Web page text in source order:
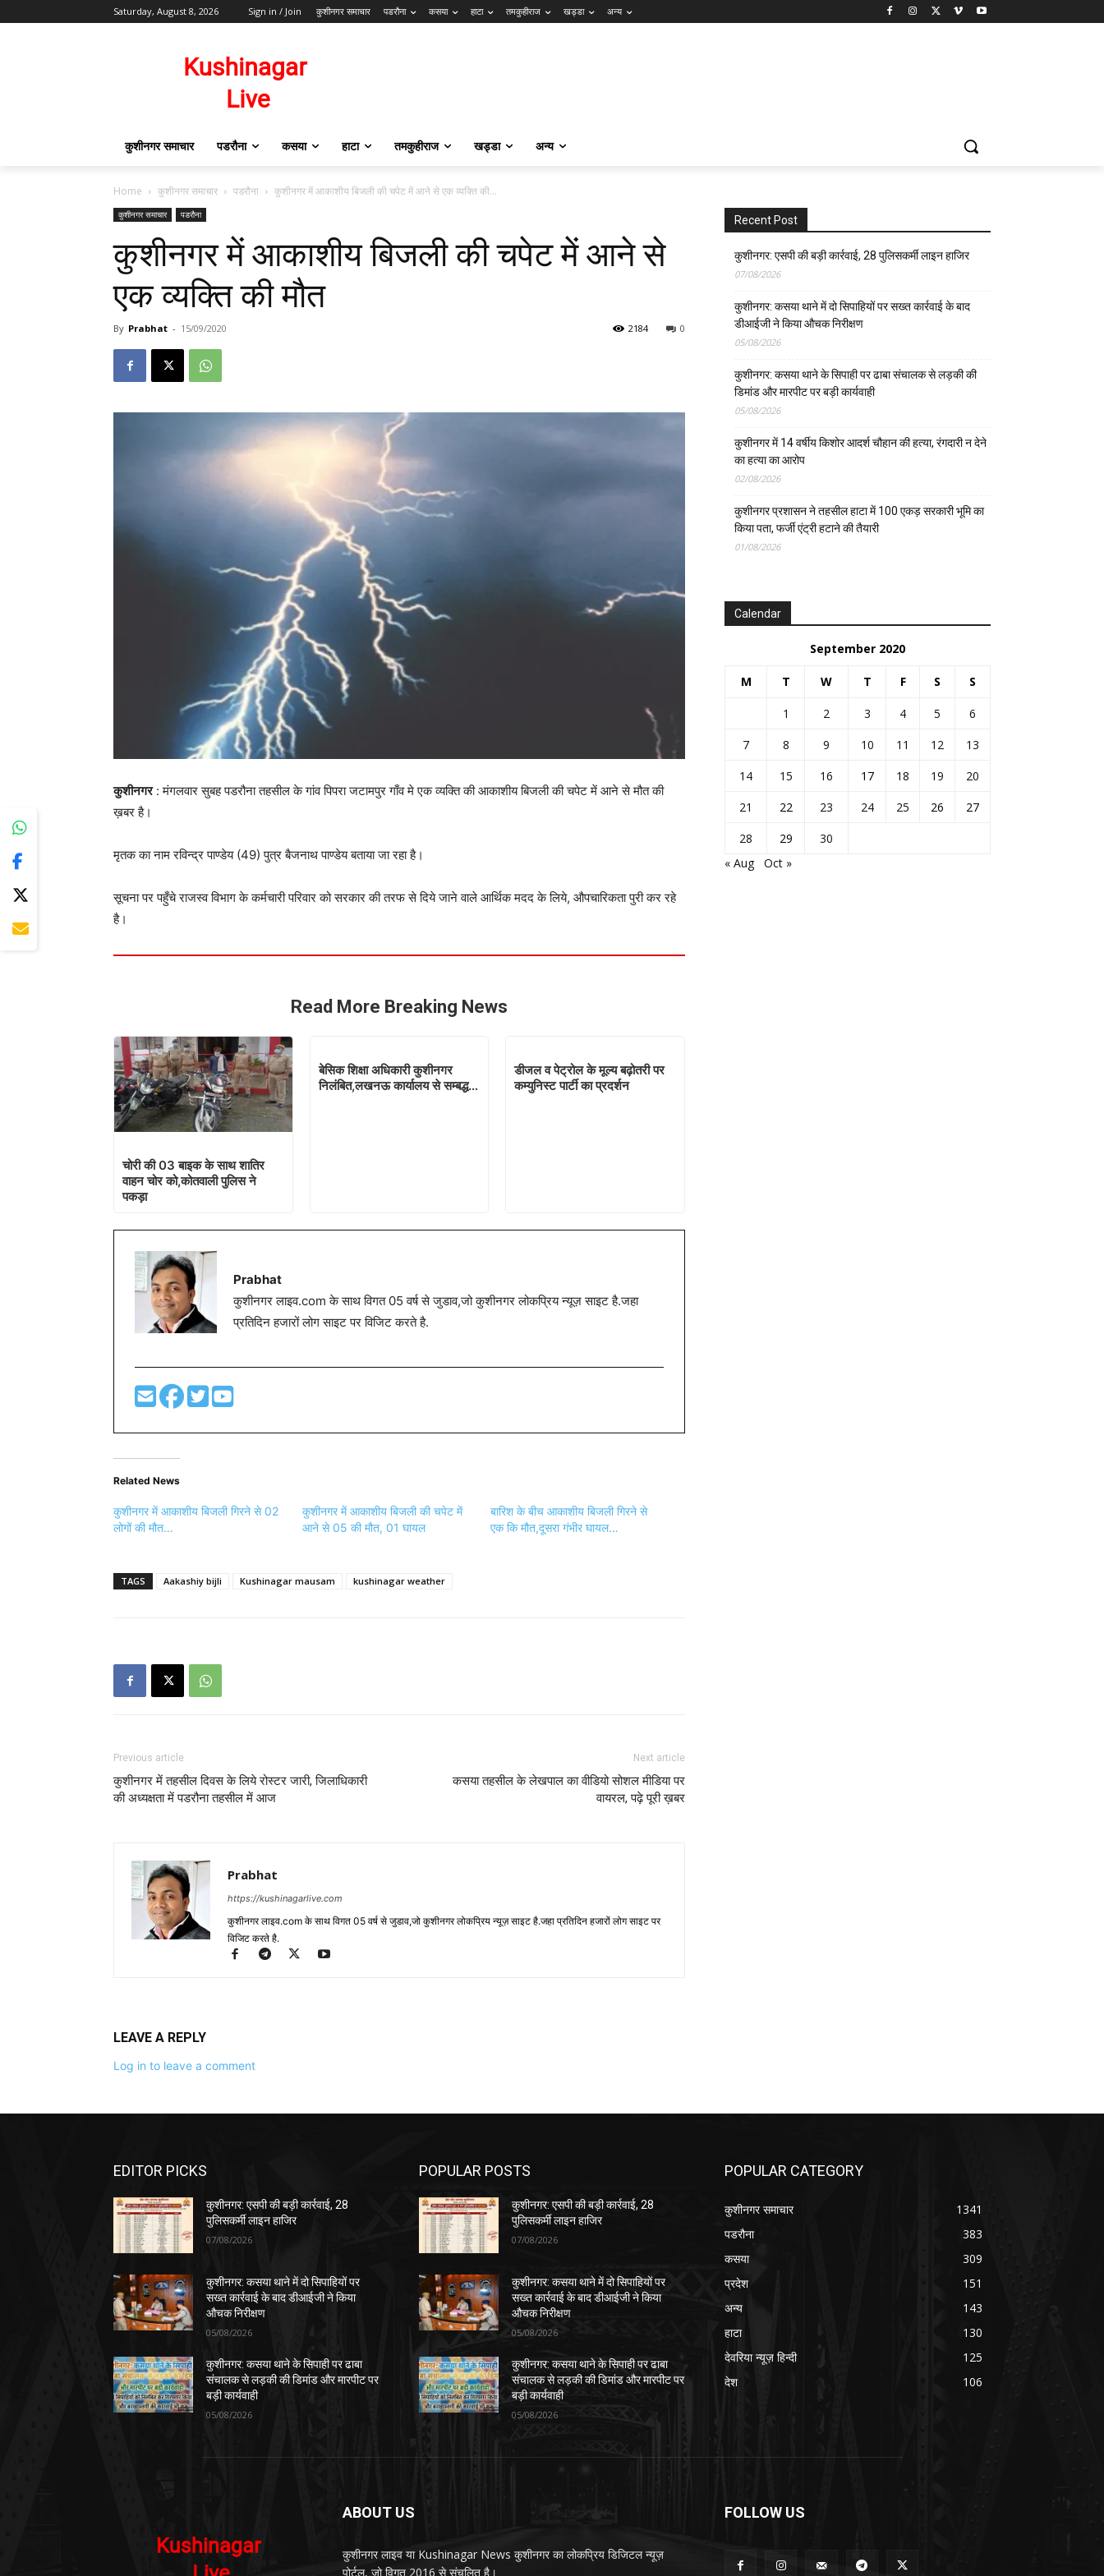
Saturday, August 8, 2026 Sign in / Join कुशीनगर समाचार पडरौना कसया हाटा तमकुहीराज खड्डा अन्य
कुशीनगर समाचार पडरौना कसया हाटा तमकुहीराज खड्डा अन्य
Home कुशीनगर समाचार पडरौना कुशीनगर में आकाशीय बिजली की चपेट में आने से एक व्यक्ति की...
कुशीनगर समाचार पडरौना
कुशीनगर में आकाशीय बिजली की चपेट में आने से
एक व्यक्ति की मौत
By Prabhat - 15/09/2020 0
2184
कुशीनगर: मंगलवार सुबह पडरौना तहसील के गांव पिपरा जटामपुर गाँव मे एक व्यक्ति की आकाशीय बिजली की चपेट में आने से मौत की
ख़बर है।
मृतक का नाम रविन्द्र पाण्डेय (49) पुत्र बैजनाथ पाण्डेय बताया जा रहा है।
सूचना पर पहुँचे राजस्व विभाग के कर्मचारी परिवार को सरकार की तरफ से दिये जाने वाले आर्थिक मदद के लिये, औपचारिकता पुरी कर रहे
है।
Read More Breaking News
चोरी की 03 बाइक के साथ शातिर
वाहन चोर को,कोतवाली पुलिस ने
पकड़ा
बेसिक शिक्षा अधिकारी कुशीनगर
निलंबित,लखनऊ कार्यालय से सम्बद्ध…
डीजल व पेट्रोल के मूल्य बढ़ोतरी पर
कम्युनिस्ट पार्टी का प्रदर्शन
Prabhat
कुशीनगर लाइव.com के साथ विगत 05 वर्ष से जुडाव,जो कुशीनगर लोकप्रिय न्यूज़ साइट है.जहा
प्रतिदिन हजारों लोग साइट पर विजिट करते है.
Related News
कुशीनगर में आकाशीय बिजली गिरने से 02
लोगों की मौत…
कुशीनगर में आकाशीय बिजली की चपेट में
आने से 05 की मौत, 01 घायल
बारिश के बीच आकाशीय बिजली गिरने से
एक कि मौत,दूसरा गंभीर घायल…
TAGS Aakashiy bijli Kushinagar mausam kushinagar weather
Previous article
कुशीनगर में तहसील दिवस के लिये रोस्टर जारी, जिलाधिकारी
की अध्यक्षता में पडरौना तहसील में आज
Next article
कसया तहसील के लेखपाल का वीडियो सोशल मीडिया पर
वायरल, पढ़े पूरी ख़बर
Prabhat
https://kushinagarlive.com
कुशीनगर लाइव.com के साथ विगत 05 वर्ष से जुडाव,जो कुशीनगर लोकप्रिय न्यूज़ साइट है.जहा प्रतिदिन हजारों लोग साइट पर
विजिट करते है.
LEAVE A REPLY
Log in to leave a comment
Recent Post
कुशीनगर: एसपी की बड़ी कार्रवाई, 28 पुलिसकर्मी लाइन हाजिर
07/08/2026
कुशीनगर: कसया थाने में दो सिपाहियों पर सख्त कार्रवाई के बाद
डीआईजी ने किया औचक निरीक्षण
05/08/2026
कुशीनगर: कसया थाने के सिपाही पर ढाबा संचालक से लड़की की
डिमांड और मारपीट पर बड़ी कार्यवाही
05/08/2026
कुशीनगर में 14 वर्षीय किशोर आदर्श चौहान की हत्या, रंगदारी न देने
का हत्या का आरोप
02/08/2026
कुशीनगर प्रशासन ने तहसील हाटा में 100 एकड़ सरकारी भूमि का
किया पता, फर्जी एंट्री हटाने की तैयारी
01/08/2026
Calendar
September 2020
M T W T F S S
1 2 3 4 5
6
7
8 9 10 11 12
13
14
15 16 17 18 19
20
21
22 23 24 25 26
27
28
29
30
« Aug
Oct »
EDITOR PICKS
कुशीनगर: एसपी की बड़ी कार्रवाई, 28
पुलिसकर्मी लाइन हाजिर
07/08/2026
कुशीनगर: कसया थाने में दो सिपाहियों पर
सख्त कार्रवाई के बाद डीआईजी ने किया
औचक निरीक्षण
05/08/2026
कुशीनगर: कसया थाने के सिपाही पर ढाबा
संचालक से लड़की की डिमांड और मारपीट पर
बड़ी कार्यवाही
05/08/2026
POPULAR POSTS
कुशीनगर: एसपी की बड़ी कार्रवाई, 28
पुलिसकर्मी लाइन हाजिर
07/08/2026
कुशीनगर: कसया थाने में दो सिपाहियों पर
सख्त कार्रवाई के बाद डीआईजी ने किया
औचक निरीक्षण
05/08/2026
कुशीनगर: कसया थाने के सिपाही पर ढाबा
संचालक से लड़की की डिमांड और मारपीट पर
बड़ी कार्यवाही
05/08/2026
POPULAR CATEGORY
कुशीनगर समाचार
1341
पडरौना
383
कसया
309
प्रदेश
151
अन्य
143
हाटा
130
देवरिया न्यूज़ हिन्दी
125
देश
106
ABOUT US
कुशीनगर लाइव या Kushinagar News कुशीनगर का लोकप्रिय डिजिटल न्यूज़
पोर्टल, जो विगत 2016 से संचलित है।
FOLLOW US